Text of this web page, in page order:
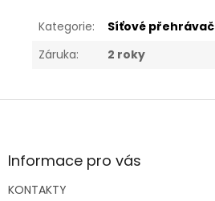
Kategorie:
Síťové
Záruka: 2 roky
Z
aInformace pro vás
KONTAKTY